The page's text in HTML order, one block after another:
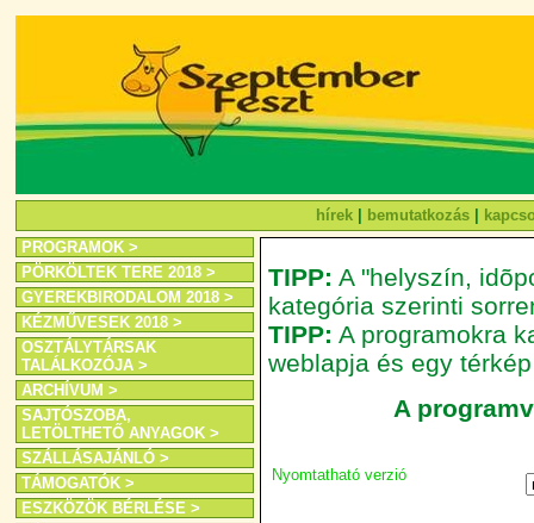
hírek bemutatkozás
PROGRAMOK >
PÖRKÖLTEK TERE 2018 >
GYEREKBIRODALOM 2018 >
KÉZMŰVESEK 2018 >
OSZTÁLYTÁRSAK
TALÁLKOZÓJA >
ARCHÍVUM >
SAJTÓSZOBA,
LETÖLTHETŐ ANYAGOK >
SZÁLLÁSAJÁNLÓ >
TÁMOGATÓK >
ESZKÖZÖK BÉRLÉSE >
TIPP: A "helyszín,
kategória szerinti
TIPP: A programokra
weblapja és egy
A
Nyomtatható verzió